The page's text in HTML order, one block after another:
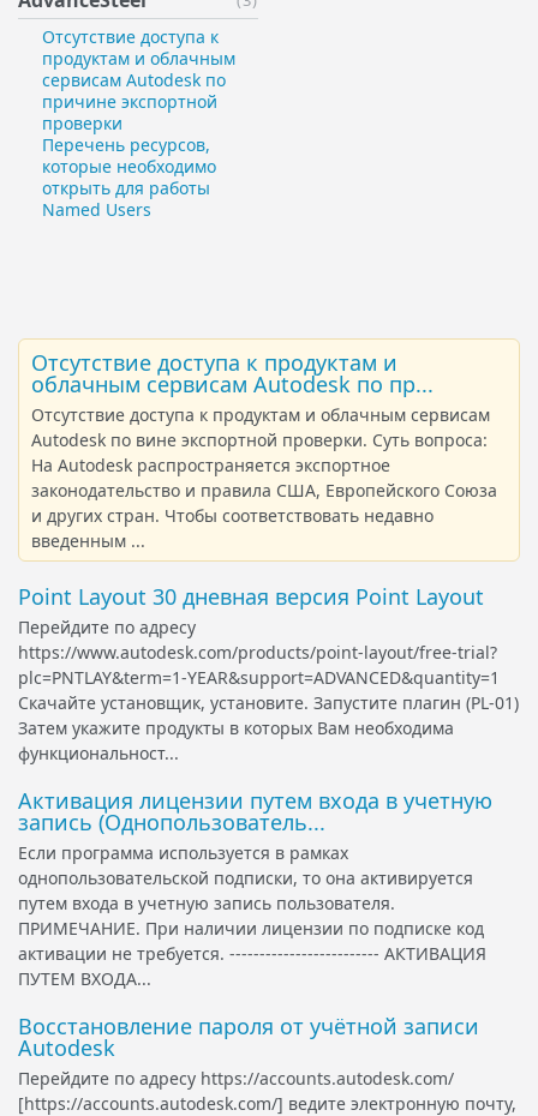
Отсутствие доступа к
продуктам и облачным
сервисам Autodesk по
причине экспортной
проверки
Перечень ресурсов,
которые необходимо
открыть для работы
Named Users
Отсутствие доступа к продуктам и
облачным сервисам Autodesk по пр...
Отсутствие доступа к продуктам и облачным сервисам
Autodesk по вине экспортной проверки. Суть вопроса:
На Autodesk распространяется экспортное
законодательство и правила США, Европейского Союза
и других стран. Чтобы соответствовать недавно
введенным ...
Point Layout 30 дневная версия Point Layout
Перейдите по адресу
https://www.autodesk.com/products/point-layout/free-trial?
plc=PNTLAY&term=1-YEAR&support=ADVANCED&quantity=1
Скачайте установщик, установите. Запустите плагин (PL-01)
Затем укажите продукты в которых Вам необходима
функциональност...
Активация лицензии путем входа в учетную
запись (Однопользователь...
Если программа используется в рамках
однопользовательской подписки, то она активируется
путем входа в учетную запись пользователя.
ПРИМЕЧАНИЕ. При наличии лицензии по подписке код
активации не требуется. ------------------------- АКТИВАЦИЯ
ПУТЕМ ВХОДА...
Восстановление пароля от учётной записи
Autodesk
Перейдите по адресу https://accounts.autodesk.com/
[https://accounts.autodesk.com/] ведите электронную почту,